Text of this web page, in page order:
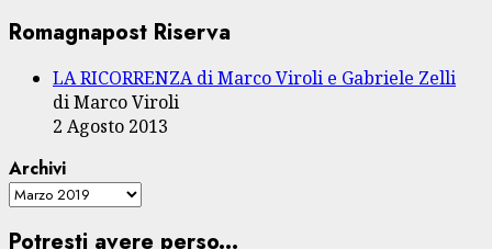
Romagnapost Riserva
LA RICORRENZA di Marco Viroli e Gabriele Zelli
di Marco Viroli
2 Agosto 2013
Archivi
Potresti avere perso...